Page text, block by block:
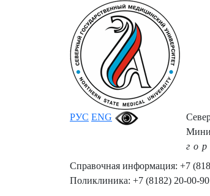
РУС ENG
Справочная информация: +7
Поликлиника: +7 (8182) 20-00-90